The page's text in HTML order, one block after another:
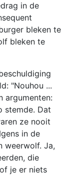
in de
bleken te
bleken te
"Nouhou ...
argumenten:
stemde. Dat
ze nooit
in de
weerwolf. Ja,
die
je er niets